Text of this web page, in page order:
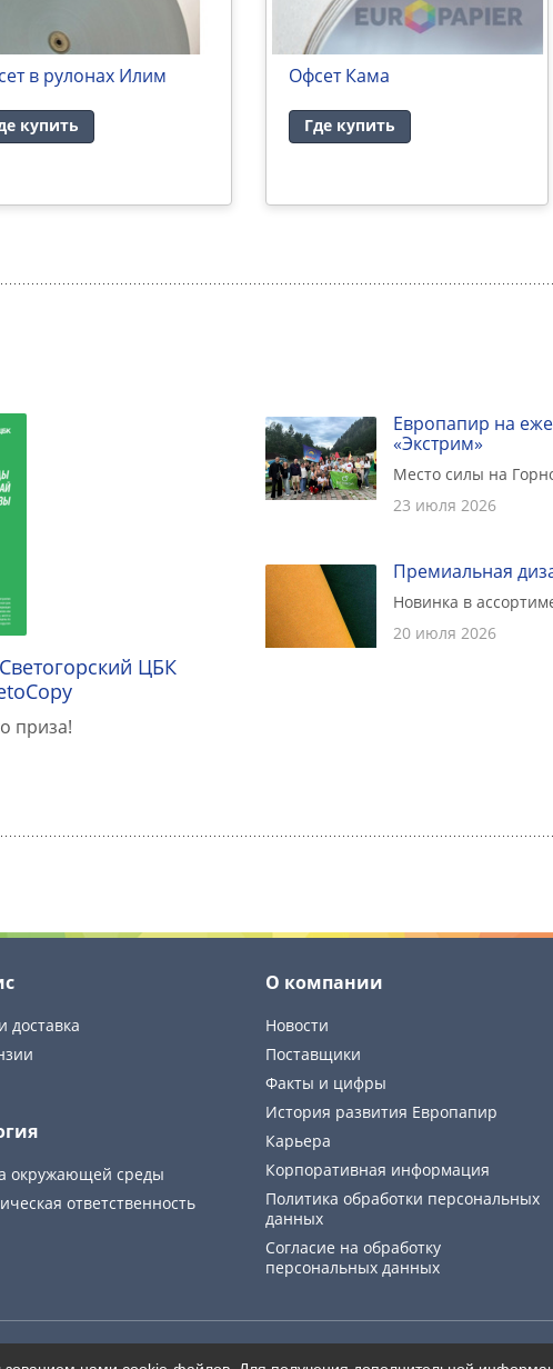
в рулонах Илим
купить
Офсет Кама
Где купить
ЦБК
приза!
Европапир на
«Экстрим»
Место силы на
23 июля 2026
Премиальная
Новинка в
20 июля 2026
доставка
окружающей среды
ответственность
О компании
Новости
Поставщики
Факты и цифры
История развития Европапир
Карьера
Корпоративная информация
Политика обработки персональных
данных
Cогласие на обработку
персональных данных
Карта сайта